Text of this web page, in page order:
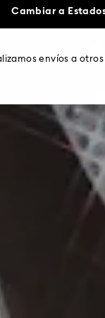
Cambiar a
envíos a